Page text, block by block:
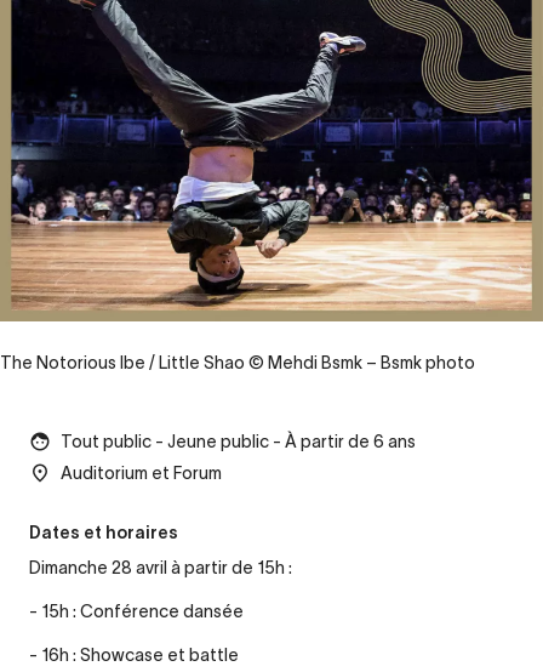
The Notorious Ibe / Little Shao © Mehdi Bsmk – Bsmk photo
Tout public - Jeune public - À partir de 6 ans
Auditorium et Forum
Dates et horaires
Dimanche 28 avril à partir de 15h :
- 15h : Conférence dansée
- 16h : Showcase et battle